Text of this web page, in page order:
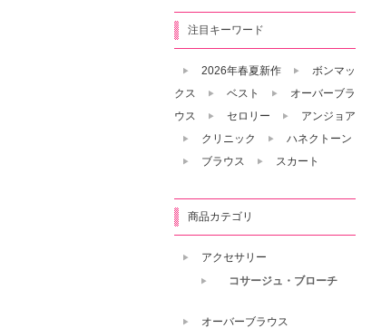
注目キーワード
2026年春夏新作
ボンマッ
クス
ベスト
オーバーブラ
ウス
セロリー
アンジョア
クリニック
ハネクトーン
ブラウス
スカート
商品カテゴリ
アクセサリー
コサージュ・ブローチ
オーバーブラウス